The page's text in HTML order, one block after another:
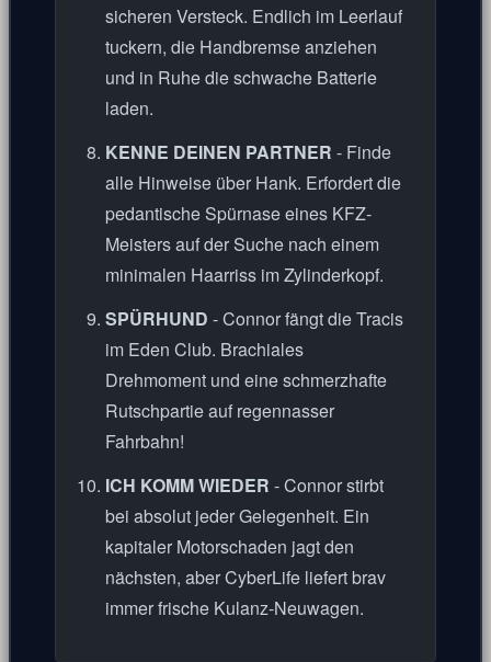
sicheren Versteck. Endlich im Leerlauf
tuckern, die Handbremse anziehen
und in Ruhe die schwache Batterie
laden.
KENNE DEINEN PARTNER - Finde
alle Hinweise über Hank. Erfordert die
pedantische Spürnase eines KFZ-
Meisters auf der Suche nach einem
minimalen Haarriss im Zylinderkopf.
SPÜRHUND - Connor fängt die Tracis
im Eden Club. Brachiales
Drehmoment und eine schmerzhafte
Rutschpartie auf regennasser
Fahrbahn!
ICH KOMM WIEDER - Connor stirbt
bei absolut jeder Gelegenheit. Ein
kapitaler Motorschaden jagt den
nächsten, aber CyberLife liefert brav
immer frische Kulanz-Neuwagen.